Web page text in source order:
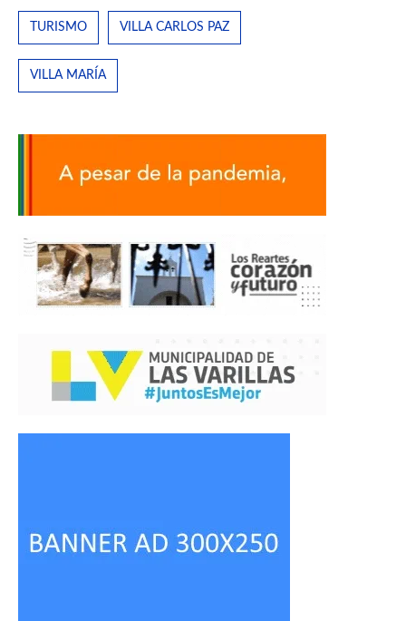
TURISMO VILLA CARLOS PAZ
VILLA MARÍA